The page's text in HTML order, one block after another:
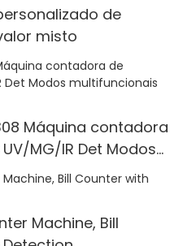
de
misto
Máquina contadora
MG/IR Det Modos
minutos
Machine, Bill